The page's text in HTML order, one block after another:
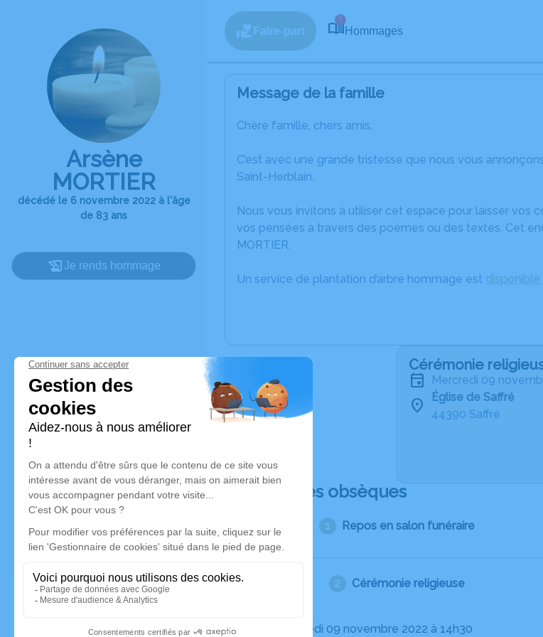
Arsène
MORTIER
décédé le 6 novembre 2022 à l'âge
de 83 ans
Je rends hommage
Faire-part
7
Hommages
Message de la famille
Chère famille, chers amis,
C’est avec une grande tristesse que nous vous
Saint-Herblain.
Nous vous invitons à utiliser cet espace pour laisser vos
vos pensées à travers des poèmes ou des textes. Cet
MORTIER.
Un service de plantation d’arbre hommage est disponible
Cérémonie
mercredi 09
Église de Saffré
44390 Saffré
Déroulé des obsèques
Repos en salon funéraire
Cérémonie religieuse
Le mercredi 09 novembre 2022 à 14h30